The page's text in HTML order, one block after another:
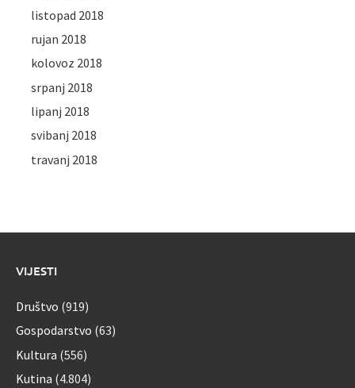
listopad 2018
rujan 2018
kolovoz 2018
srpanj 2018
lipanj 2018
svibanj 2018
travanj 2018
VIJESTI
Društvo (919)
Gospodarstvo (63)
Kultura (556)
Kutina (4.804)